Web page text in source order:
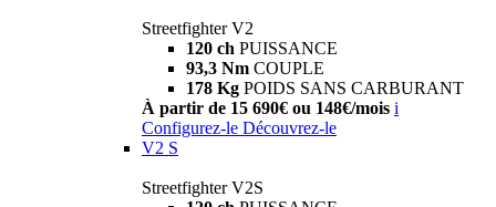
Streetfighter V2
120 ch PUISSANCE
93,3 Nm COUPLE
178 Kg POIDS SANS CARBURANT
À partir de 15 690€ ou 148€/mois i
Configurez-le Découvrez-le
V2 S
Streetfighter V2S